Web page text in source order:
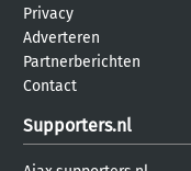
Privacy
Adverteren
Partnerberichten
Contact
Supporters.nl